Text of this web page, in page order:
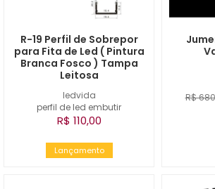
ledvida
perfil de led embutir
R-19 Perfil de Sobrepor
para Fita de Led ( Pintura
Branca Fosco ) Tampa
Leitosa
R$ 110,00
Lançamento
R$